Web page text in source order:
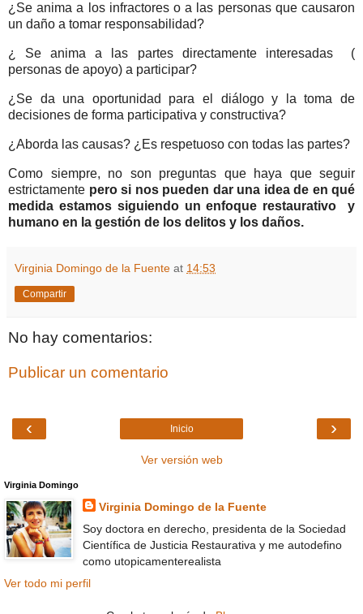
¿Se anima a los infractores o a las personas que causaron
un daño a tomar responsabilidad?
¿ Se anima a las partes directamente interesadas (
personas de apoyo) a participar?
¿Se da una oportunidad para el diálogo y la toma de
decisiones de forma participativa y constructiva?
¿Aborda las causas? ¿Es respetuoso con todas las partes?
Como siempre, no son preguntas que haya que seguir
estrictamente pero si nos pueden dar una idea de en qué
medida estamos siguiendo un enfoque restaurativo y
humano en la gestión de los delitos y los daños.
Virginia Domingo de la Fuente at 14:53
Compartir
No hay comentarios:
Publicar un comentario
‹ ›
Inicio
Ver versión web
Virginia Domingo
Virginia Domingo de la Fuente
Soy doctora en derecho, presidenta de la Sociedad
Científica de Justicia Restaurativa y me autodefino
como utopicamenterealista
Ver todo mi perfil